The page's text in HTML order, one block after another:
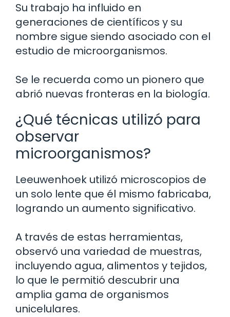
Su trabajo ha influido en
generaciones de científicos y su
nombre sigue siendo asociado con el
estudio de microorganismos.
Se le recuerda como un pionero que
abrió nuevas fronteras en la biología.
¿Qué técnicas utilizó para
observar
microorganismos?
Leeuwenhoek utilizó microscopios de
un solo lente que él mismo fabricaba,
logrando un aumento significativo.
A través de estas herramientas,
observó una variedad de muestras,
incluyendo agua, alimentos y tejidos,
lo que le permitió descubrir una
amplia gama de organismos
unicelulares.